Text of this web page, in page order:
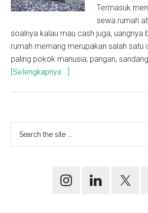
Termasuk
sewa rumah
soalnya kalau mau cash juga, uangnya
rumah memang merupakan salah satu
paling pokok manusia; pangan,
[Selengkapnya ...]